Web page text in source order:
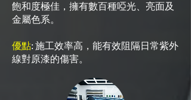
飽和度極佳，擁有數百種啞光、亮面及
金屬色系。
優點: 施工效率高，能有效阻隔日常紫外
線對原漆的傷害。